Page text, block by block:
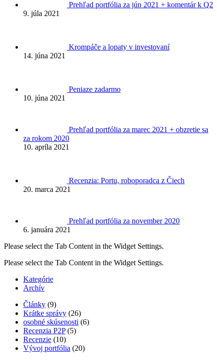
Prehľad portfólia za jún 2021 + komentár k Q2
9. júla 2021
Krompáče a lopaty v investovaní
14. júna 2021
Peniaze zadarmo
10. júna 2021
Prehľad portfólia za marec 2021 + obzretie sa
za rokom 2020
10. apríla 2021
Recenzia: Portu, roboporadca z Čiech
20. marca 2021
Prehľad portfólia za november 2020
6. januára 2021
Please select the Tab Content in the Widget Settings.
Please select the Tab Content in the Widget Settings.
Kategórie
Archív
Články (9)
Krátke správy (26)
osobné skúsenosti (6)
Recenzia P2P(5)
Recenzie (10)
Vývoj portfólia (20)